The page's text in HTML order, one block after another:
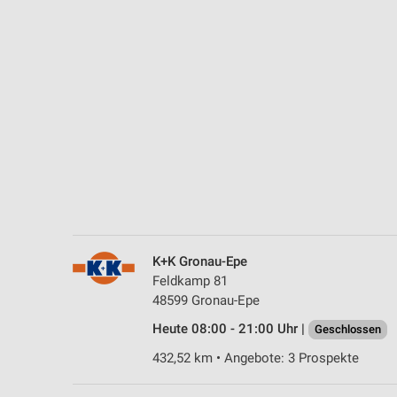
K+K Gronau-Epe
Feldkamp 81
48599 Gronau-Epe
Heute 08:00 - 21:00 Uhr |
Geschlossen
432,52 km • Angebote: 3 Prospekte
Nicht-IAB-Verarbeitungszwecke: